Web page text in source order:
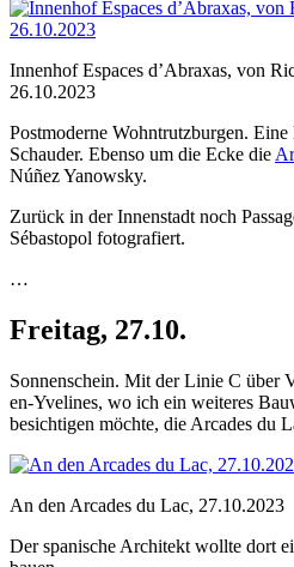
Innenhof Espaces d’Abraxas, von
26.10.2023
Postmoderne Wohntrutzburgen.
Schauder. Ebenso um die Ecke die
Núñez Yanowsky.
Zurück in der Innenstadt noch
Sébastopol fotografiert.
…
Freitag, 27.10.
Sonnenschein. Mit der Linie C über
en-Yvelines, wo ich ein weiteres
besichtigen möchte, die Arcades du
An den Arcades du Lac, 27.10.2023
Der spanische Architekt wollte dort